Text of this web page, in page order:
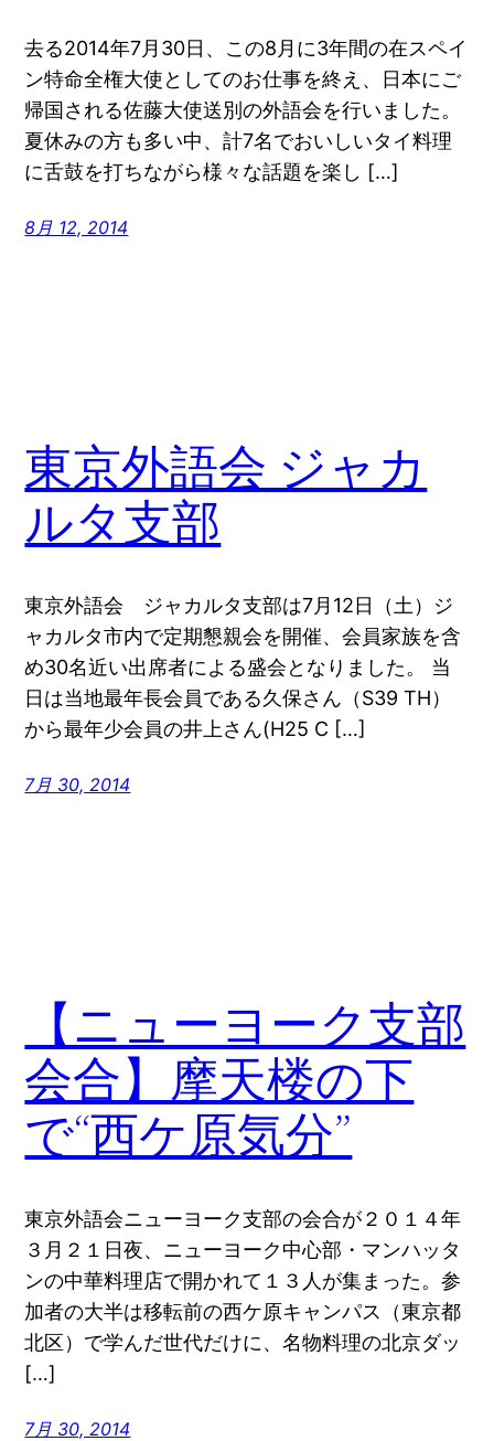
去る2014年7月30日、この8月に3年間の在スペイ
ン特命全権大使としてのお仕事を終え、日本にご
帰国される佐藤大使送別の外語会を行いました。
夏休みの方も多い中、計7名でおいしいタイ料理
に舌鼓を打ちながら様々な話題を楽し […]
8月 12, 2014
東京外語会 ジャカ
ルタ支部
東京外語会 ジャカルタ支部は7月12日（土）ジ
ャカルタ市内で定期懇親会を開催、会員家族を含
め30名近い出席者による盛会となりました。 当
日は当地最年長会員である久保さん（S39 TH）
から最年少会員の井上さん(H25 C […]
7月 30, 2014
【ニューヨーク支部
会合】摩天楼の下
で“西ケ原気分”
東京外語会ニューヨーク支部の会合が２０１４年
３月２１日夜、ニューヨーク中心部・マンハッタ
ンの中華料理店で開かれて１３人が集まった。参
加者の大半は移転前の西ケ原キャンパス（東京都
北区）で学んだ世代だけに、名物料理の北京ダッ
[…]
7月 30, 2014